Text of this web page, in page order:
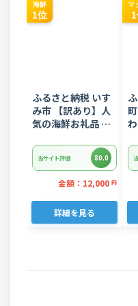
海鮮
1位
ふるさと納税 いす
み市 【訳あり】人
気の海鮮お礼品 チ
り落とし(端材)約
3kg
当サイト評価 80.0
金額：12,000 円
詳細を見る
マ